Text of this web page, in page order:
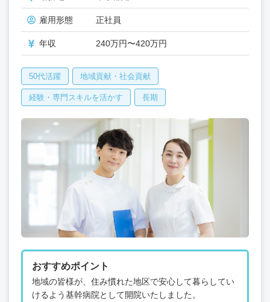
雇用形態 正社員
年収 240万円〜420万円
50代活躍 地域貢献・社会貢献
経験・専門スキルを活かす 長期
おすすめポイント
地域の皆様が、住み慣れた地区で安心して暮らしてい
けるよう基幹病院として開院いたしました。